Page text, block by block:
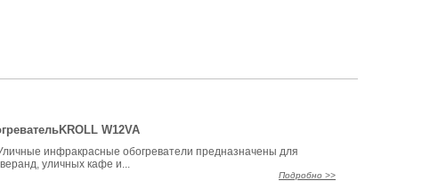
W12VA
инфракрасные обогреватели предназначены для
уличных кафе и...
Подробно >>